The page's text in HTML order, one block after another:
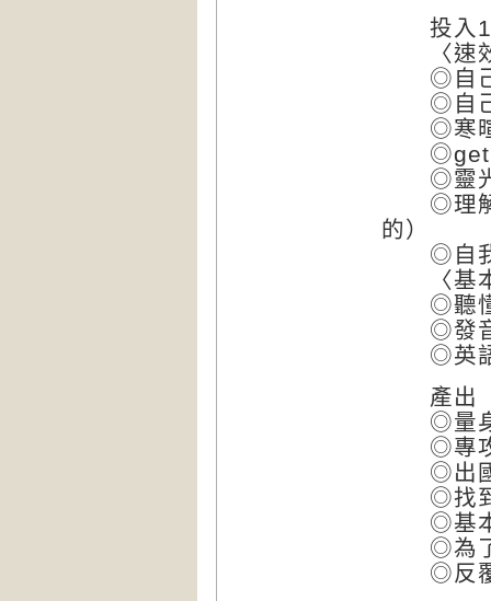
投入
〈速效
◎自己
◎自己
◎寒暄
◎get、
◎靈光
◎理解
的）
◎自我
〈基本
◎聽懂
◎發音
◎英語
產出
◎量身
◎專攻
◎出國
◎找到
◎基本
◎為了
◎反覆